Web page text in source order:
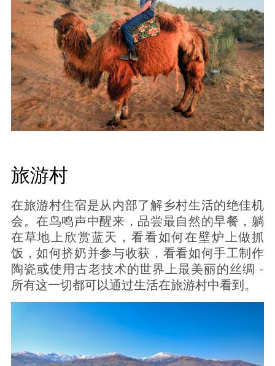
旅游村
在旅游村住宿是从内部了解乡村生活的绝佳机
会。在鸟鸣声中醒来，品尝最自然的早餐，躺
在草地上欣赏蓝天，看看如何在壁炉上做抓
饭，如何挤奶并参与收获，看看如何手工制作
陶瓷或使用古老技术的世界上最美丽的丝绸 -
所有这一切都可以通过生活在旅游村中看到。